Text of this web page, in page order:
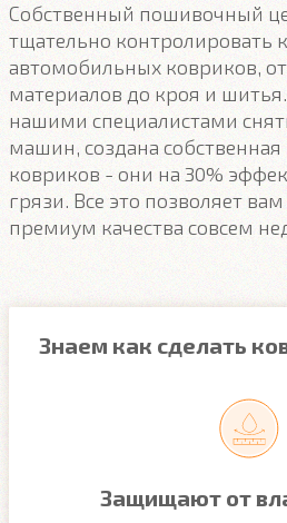
Собственный пошивочный
тщательно контролировать
автомобильных ковриков,
материалов до кроя и
нашими специалистами
машин, создана собственная
ковриков - они на 30%
грязи. Все это позволяет
премиум качества совсем
Знаем как сделать
Защищают от